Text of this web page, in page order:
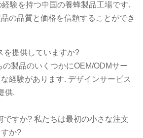
験を持つ中国の養蜂製品工場です.
の品質と価格を信頼することができ
を提供していますか?
の製品のいくつかにOEM/ODMサー
経験があります. デザインサービス
供.
ですか? 私たちは最初の小さな注文
か?